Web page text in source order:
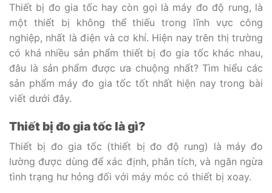
Thiết bị đo gia tốc hay còn gọi là máy đo độ rung, là
một thiết bị không thể thiếu trong lĩnh vực công
nghiệp, nhất là điện và cơ khí. Hiện nay trên thị trường
có khá nhiều sản phẩm thiết bị đo gia tốc khác nhau,
đâu là sản phẩm được ưa chuộng nhất? Tìm hiểu các
sản phẩm máy đo gia tốc tốt nhất hiện nay trong bài
viết dưới đây.
Thiết bị đo gia tốc là gì?
Thiết bị đo gia tốc (thiết bị đo độ rung) là máy đo
lường được dùng để xác định, phân tích, và ngăn ngừa
tình trạng hư hỏng đối với máy móc có thiết bị xoay.